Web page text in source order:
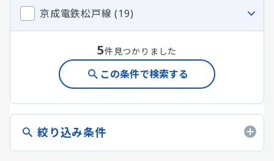
京成電鉄松戸線 (19)
5件見つかりました
この条件で検索する
絞り込み条件